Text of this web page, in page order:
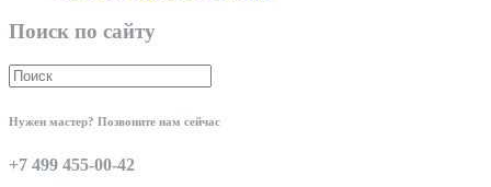
Поиск по сайту
Нужен мастер? Позвоните нам сейчас
+7 499 455-00-42